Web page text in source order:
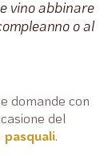
vino abbinare
o al
domande con
del
pasquali.